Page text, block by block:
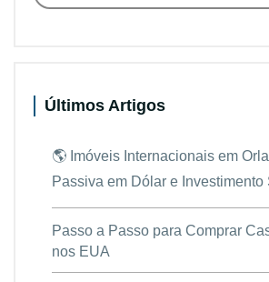
Últimos Artigos
🌎 Imóveis Internacionais em
Passiva em Dólar e Investimento
Passo a Passo para Comprar
nos EUA